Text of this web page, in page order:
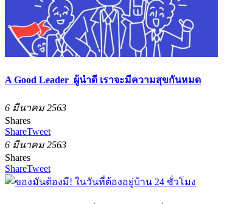
A Good Leader ผู้นำดี เราจะมีความสุขกันหมด
6 มีนาคม 2563
Shares
ShareTweet
6 มีนาคม 2563
Shares
ShareTweet